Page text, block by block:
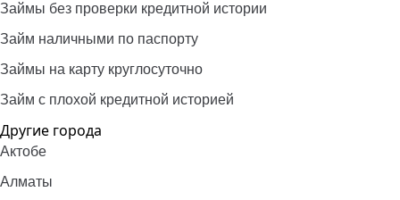
Займы без проверки кредитной истории
Займ наличными по паспорту
Займы на карту круглосуточно
Займ с плохой кредитной историей
Другие города
Актобе
Алматы